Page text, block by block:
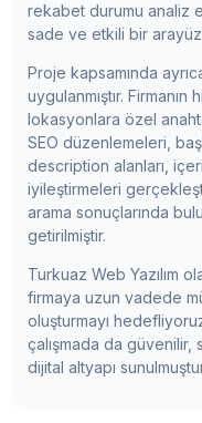
rekabet durumu analiz
sade ve etkili bir
Proje kapsamında
uygulanmıştır.
lokasyonlara özel
SEO düzenlemeleri,
description alanları,
iyileştirmeleri
arama sonuçlarında
getirilmiştir.
Turkuaz Web Yazılım
firmaya uzun vadede
oluşturmayı
çalışmada da
dijital altyapı